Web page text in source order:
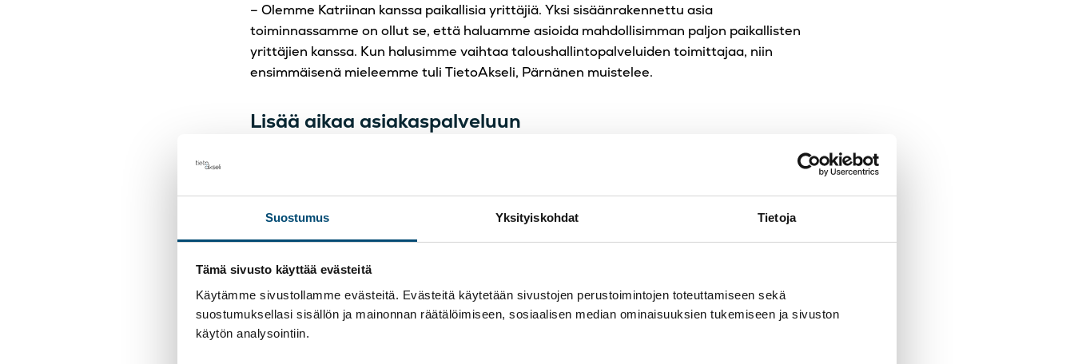
Suostumus Yksityiskohdat Tietoja
Tämä sivusto käyttää evästeitä
Käytämme sivustollamme evästeitä. Evästeitä käytetään sivustojen perustoimintojen toteuttamiseen sekä
suostumuksellasi sisällön ja mainonnan räätälöimiseen, sosiaalisen median ominaisuuksien tukemiseen ja sivuston
käytön analysointiin.
– Olemme Katriinan kanssa paikallisia yrittäjiä. Yksi sisäänrakennettu asia
toiminnassamme on ollut se, että haluamme asioida mahdollisimman paljon paikallisten
yrittäjien kanssa. Kun halusimme vaihtaa taloushallintopalveluiden toimittajaa, niin
ensimmäisenä mieleemme tuli TietoAkseli, Pärnänen muistelee.
Lisää aikaa asiakaspalveluun
Tällä hetkellä taloushallinnon palvelut toimivat sähköisesti ja rutinoidusti osana yrityksen
asiakaspalveluun. Asiat menevät rivakasti eteenpäin, ja ilmapiiri on avoin sekä
luottamukseen perustuva.
prosessejamme. Prosesseja järkeistämällä olemme pystyneet siirtämään aikaa rutiinitöistä
asiakaspalveluun, Pärnänen sanoo.
– Olemme olleet todella tyytyväisiä heidän toimintaansa. Asiakaspalvelu on ollut erittäin